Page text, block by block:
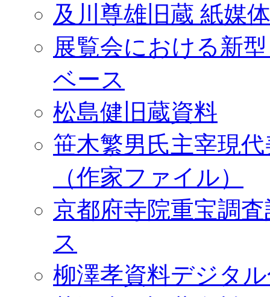
及川尊雄旧蔵 紙媒
展覧会における新
ベース
松島健旧蔵資料
笹木繁男氏主宰現
（作家ファイル）
京都府寺院重宝調
ス
柳澤孝資料デジタ